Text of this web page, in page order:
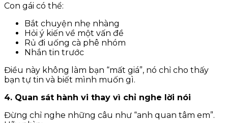
Con gái có thể:
Bắt chuyện nhẹ nhàng
Hỏi ý kiến về một vấn đề
Rủ đi uống cà phê nhóm
Nhắn tin trước
Điều này không làm bạn “mất giá”, nó chỉ cho thấy
bạn tự tin và biết mình muốn gì.
4. Quan sát hành vi thay vì chỉ nghe lời nói
Đừng chỉ nghe những câu như “anh quan tâm em”.